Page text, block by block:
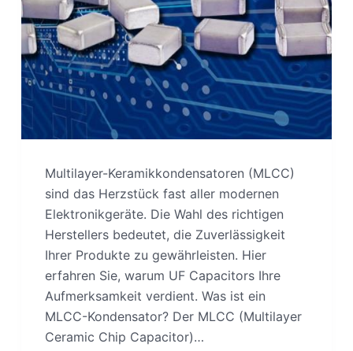
Multilayer-Keramikkondensatoren (MLCC)
sind das Herzstück fast aller modernen
Elektronikgeräte. Die Wahl des richtigen
Herstellers bedeutet, die Zuverlässigkeit
Ihrer Produkte zu gewährleisten. Hier
erfahren Sie, warum UF Capacitors Ihre
Aufmerksamkeit verdient. Was ist ein
MLCC-Kondensator? Der MLCC (Multilayer
Ceramic Chip Capacitor)…